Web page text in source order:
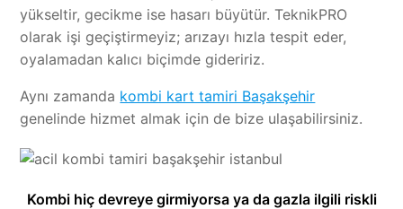
yükseltir, gecikme ise hasarı büyütür. TeknikPRO
olarak işi geçiştirmeyiz; arızayı hızla tespit eder,
oyalamadan kalıcı biçimde gideririz.
Aynı zamanda kombi kart tamiri Başakşehir
genelinde hizmet almak için de bize ulaşabilirsiniz.
Kombi hiç devreye girmiyorsa ya da gazla ilgili riskli